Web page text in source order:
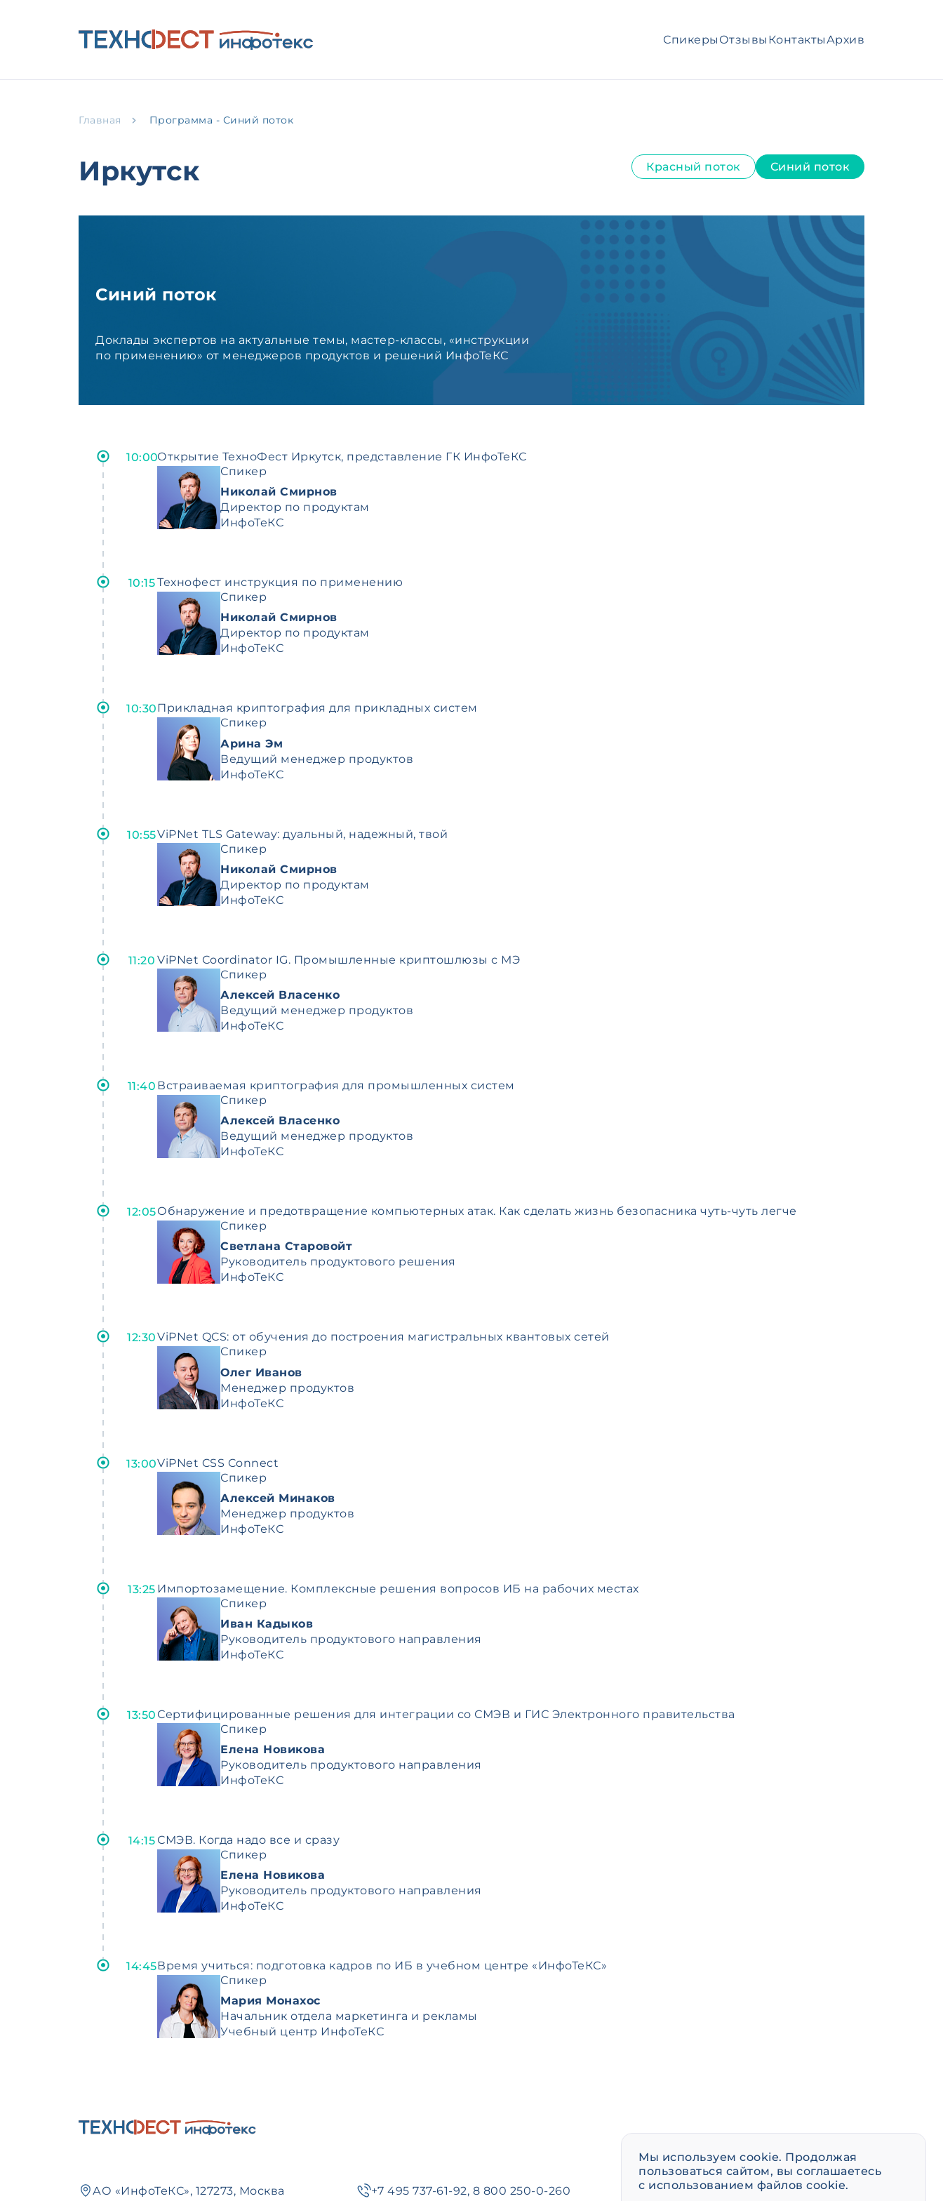
Спикеры Отзывы Контакты Архив
Главная Программа - Синий поток
Иркутск Красный поток Синий поток
Синий поток
Доклады экспертов на актуальные темы, мастер-классы, «инструкции
по применению» от менеджеров продуктов и решений ИнфоТеКС
10:00Открытие ТехноФест Иркутск, представление ГК ИнфоТеКС
Спикер
Николай Смирнов
Директор по продуктам
ИнфоТеКС
10:15Технофест инструкция по применению
Спикер
Николай Смирнов
Директор по продуктам
ИнфоТеКС
10:30 Прикладная криптография для прикладных систем
Спикер
Арина Эм
Ведущий менеджер продуктов
ИнфоТеКС
10:55ViPNet TLS Gateway: дуальный, надежный, твой
Спикер
Николай Смирнов
Директор по продуктам
ИнфоТеКС
11:20 ViPNet Сoordinator IG. Промышленные криптошлюзы с МЭ
Спикер
Алексей Власенко
Ведущий менеджер продуктов
ИнфоТеКС
11:40 Встраиваемая криптография для промышленных систем
Спикер
Алексей Власенко
Ведущий менеджер продуктов
ИнфоТеКС
12:05Обнаружение и предотвращение компьютерных атак. Как сделать жизнь безопасника чуть-чуть легче
Спикер
Светлана Старовойт
Руководитель продуктового решения
ИнфоТеКС
12:30ViPNet QCS: от обучения до построения магистральных квантовых сетей
Спикер
Олег Иванов
Менеджер продуктов
ИнфоТеКС
13:00ViPNet CSS Connect
Спикер
Алексей Минаков
Менеджер продуктов
ИнфоТеКС
13:25 Импортозамещение. Комплексные решения вопросов ИБ на рабочих местах
Спикер
Иван Кадыков
Руководитель продуктового направления
ИнфоТеКС
13:50 Сертифицированные решения для интеграции со СМЭВ и ГИС Электронного правительства
Спикер
Елена Новикова
Руководитель продуктового направления
ИнфоТеКС
14:15 СМЭВ. Когда надо все и сразу
Спикер
Елена Новикова
Руководитель продуктового направления
ИнфоТеКС
14:45Время учиться: подготовка кадров по ИБ в учебном центре «ИнфоТеКС»
Спикер
Мария Монахос
Начальник отдела маркетинга и рекламы
Учебный центр ИнфоТеКС
АО «ИнфоТеКС», 127273, Москва
+7 495 737-61-92, 8 800 250-0-260 event@infotecs.ru
Мы используем cookie. Продолжая
пользоваться сайтом, вы соглашаетесь
с использованием файлов cookie.